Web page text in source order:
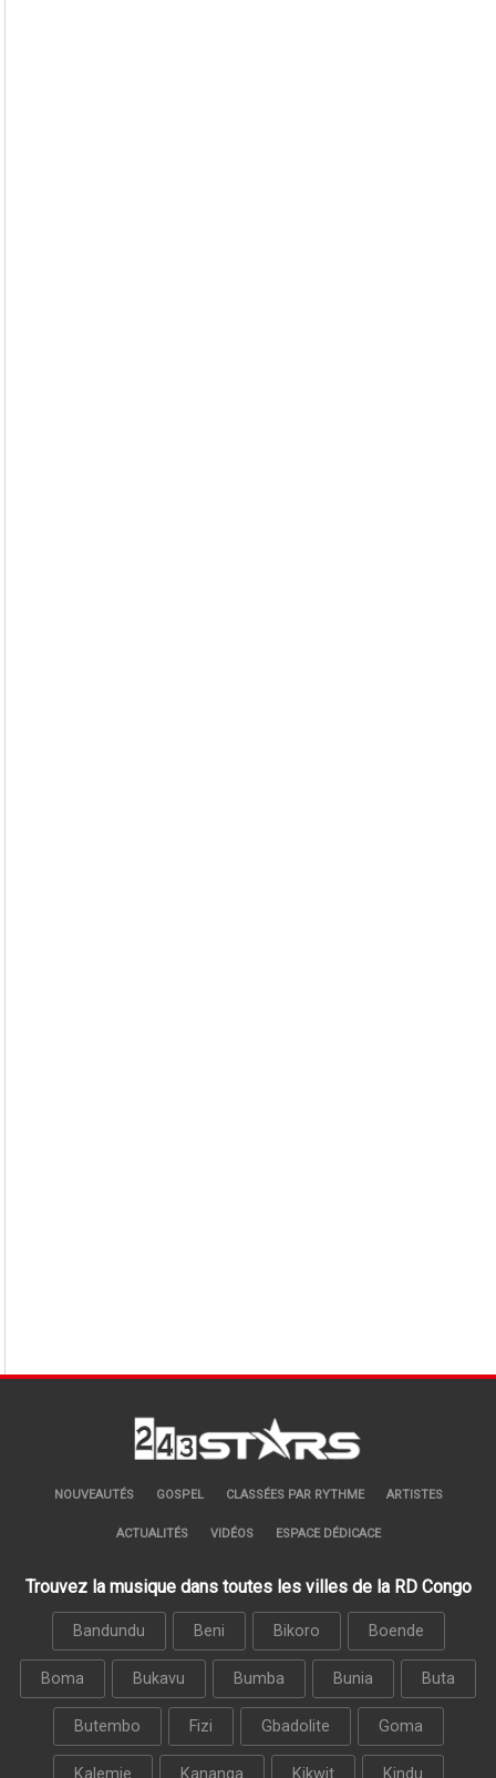
NOUVEAUTÉS GOSPEL CLASSÉES PAR RYTHME ARTISTES
ACTUALITÉS VIDÉOS ESPACE DÉDICACE
Trouvez la musique dans toutes les villes de la RD Congo
Bandundu Beni Bikoro Boende
Boma Bukavu Bumba Bunia Buta
Butembo Fizi Gbadolite Goma